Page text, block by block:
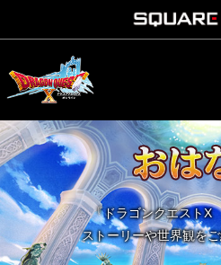
『ドラゴンクエスト
ストーリーや世界観を